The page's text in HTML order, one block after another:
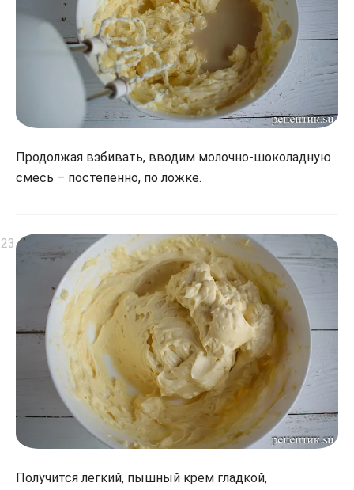
Продолжая взбивать, вводим молочно-шоколадную
смесь – постепенно, по ложке.
Получится легкий, пышный крем гладкой,